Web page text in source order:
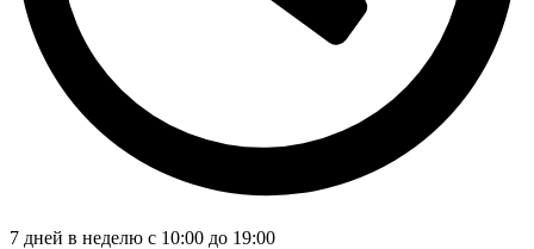
7 дней в неделю с 10:00 до 19:00